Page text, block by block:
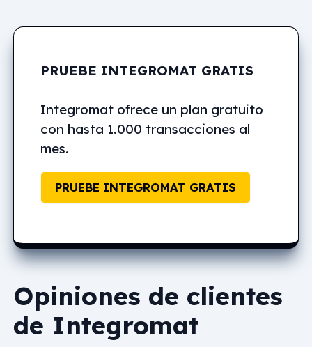
PRUEBE INTEGROMAT GRATIS
Integromat ofrece un plan gratuito
con hasta 1.000 transacciones al
mes.
PRUEBE INTEGROMAT GRATIS
Opiniones de clientes
de Integromat